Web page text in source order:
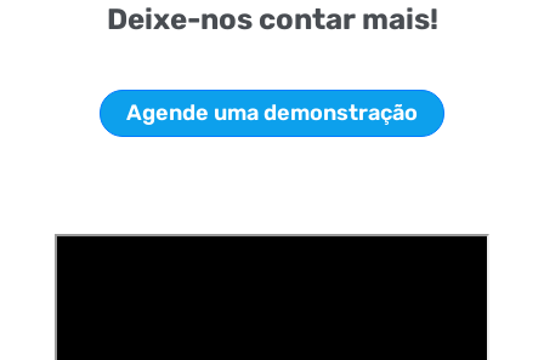
Deixe-nos contar mais!
Agende uma demonstração